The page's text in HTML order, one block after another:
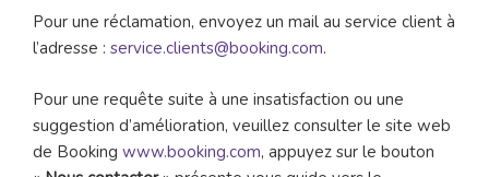
Pour une réclamation, envoyez un mail au service client à
l’adresse : service.clients@booking.com.
Pour une requête suite à une insatisfaction ou une
suggestion d’amélioration, veuillez consulter le site web
de Booking www.booking.com, appuyez sur le bouton